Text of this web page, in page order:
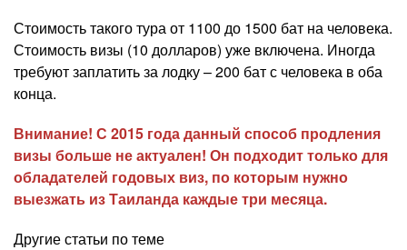
Стоимость такого тура от 1100 до 1500 бат на человека.
Стоимость визы (10 долларов) уже включена. Иногда
требуют заплатить за лодку – 200 бат с человека в оба
конца.
Внимание! С 2015 года данный способ продления
визы больше не актуален! Он подходит только для
обладателей годовых виз, по которым нужно
выезжать из Таиланда каждые три месяца.
Другие статьи по теме